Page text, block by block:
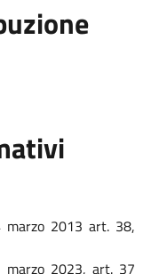
marzo 2013 art. 38,
marzo 2023, art. 37